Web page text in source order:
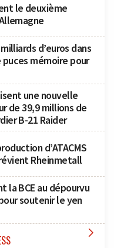
le deuxième
d’euros dans
mémoire pour
une nouvelle
de 39,9 millions de
B-21 Raider
d’ATACMS
Rheinmetall
la BCE au dépourvu
soutenir le yen
